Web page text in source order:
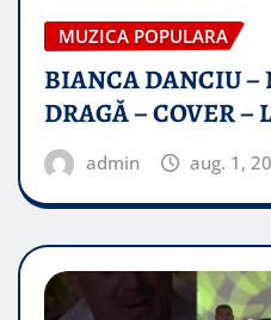
MUZICA POPULARA
BIANCA DANCIU –
DRAGĂ – COVER –
admin aug. 1,